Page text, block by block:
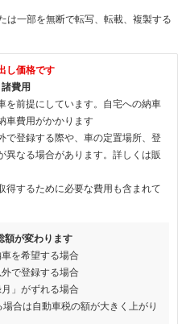
一部を無断で転写、転載、複製する
し価格です
費用
前提にしています。自宅への納車
車費用がかかります
登録する際や、車の定置場所、登
異なる場合があります。詳しくは販
するために必要な費用も含まれて
額が変わります
を希望する場合
で登録する場合
」がずれる場合
場合は自動車税の額が大きく上がり